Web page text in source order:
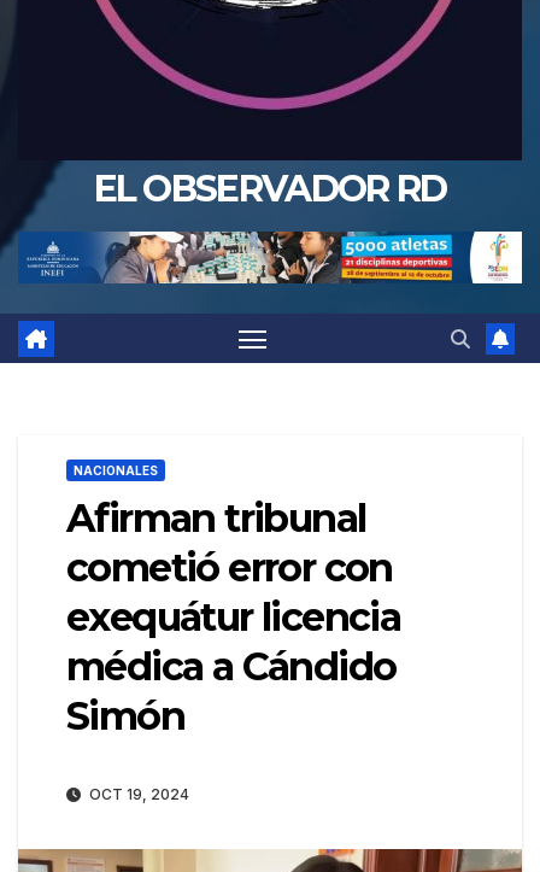
EL OBSERVADOR RD
NACIONALES
Afirman tribunal
cometió error con
exequátur licencia
médica a Cándido
Simón
OCT 19, 2024